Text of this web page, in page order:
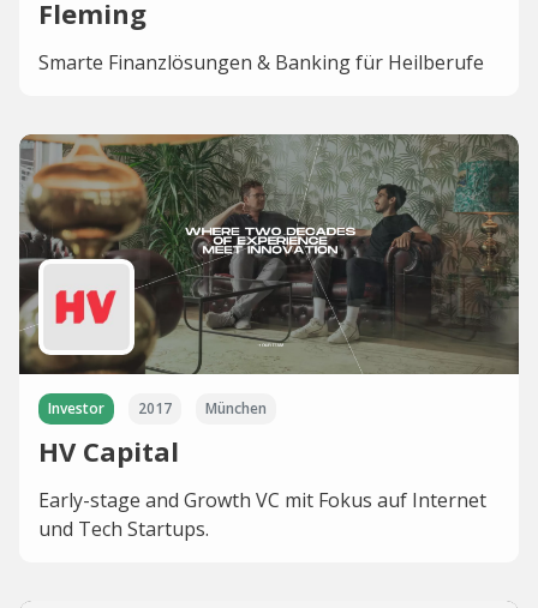
Fleming
Smarte Finanzlösungen & Banking für Heilberufe
Investor 2017 München
HV Capital
Early-stage and Growth VC mit Fokus auf Internet
und Tech Startups.